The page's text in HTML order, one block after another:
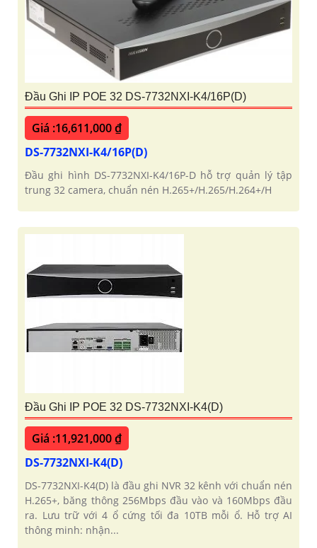
Đầu Ghi IP POE 32 DS-7732NXI-K4/16P(D)
Giá :16,611,000 ₫
DS-7732NXI-K4/16P(D)
Đầu ghi hình DS-7732NXI-K4/16P-D hỗ trợ quản lý tập
trung 32 camera, chuẩn nén H.265+/H.265/H.264+/H
Đầu Ghi IP POE 32 DS-7732NXI-K4(D)
Giá :11,921,000 ₫
DS-7732NXI-K4(D)
DS-7732NXI-K4(D) là đầu ghi NVR 32 kênh với chuẩn nén
H.265+, băng thông 256Mbps đầu vào và 160Mbps đầu
ra. Lưu trữ với 4 ổ cứng tối đa 10TB mỗi ổ. Hỗ trợ AI
thông minh: nhận...